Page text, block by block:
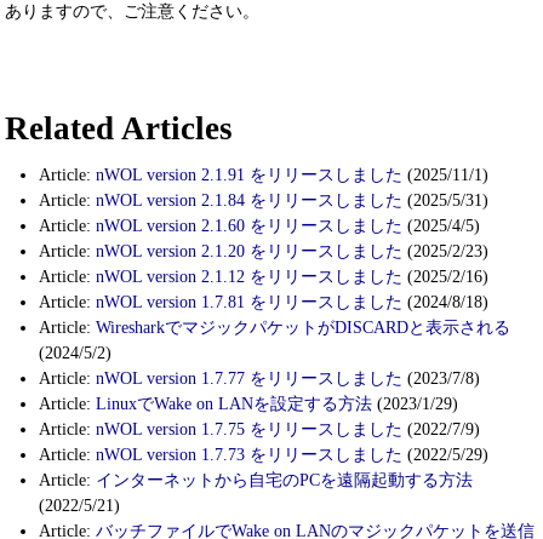
ありますので、ご注意ください。
Related Articles
Article: nWOL version 2.1.91 をリリースしました (2025/11/1)
Article: nWOL version 2.1.84 をリリースしました (2025/5/31)
Article: nWOL version 2.1.60 をリリースしました (2025/4/5)
Article: nWOL version 2.1.20 をリリースしました (2025/2/23)
Article: nWOL version 2.1.12 をリリースしました (2025/2/16)
Article: nWOL version 1.7.81 をリリースしました (2024/8/18)
Article: WiresharkでマジックパケットがDISCARDと表示される
(2024/5/2)
Article: nWOL version 1.7.77 をリリースしました (2023/7/8)
Article: LinuxでWake on LANを設定する方法 (2023/1/29)
Article: nWOL version 1.7.75 をリリースしました (2022/7/9)
Article: nWOL version 1.7.73 をリリースしました (2022/5/29)
Article: インターネットから自宅のPCを遠隔起動する方法
(2022/5/21)
Article: バッチファイルでWake on LANのマジックパケットを送信